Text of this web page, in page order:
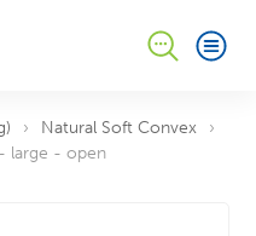
Natural Soft Convex
large - open(een